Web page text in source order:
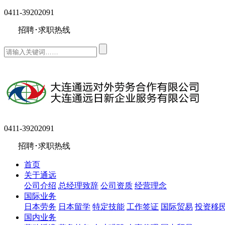
0411-39202091
招聘･求职热线
0411-39202091
招聘･求职热线
首页
关于通远
公司介绍 总经理致辞 公司资质 经营理念
国际业务
日本劳务 日本留学 特定技能 工作签证 国际贸易 投资移
国内业务